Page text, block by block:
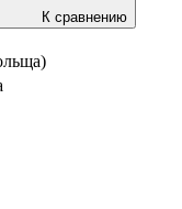
К сравнению